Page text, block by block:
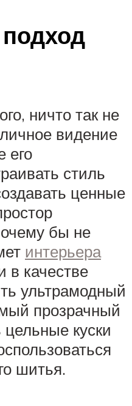
ничто так не
видение
его
стиль
ценные
бы не
интерьера
в качестве
ультрамодный
прозрачный
куски
шитья.